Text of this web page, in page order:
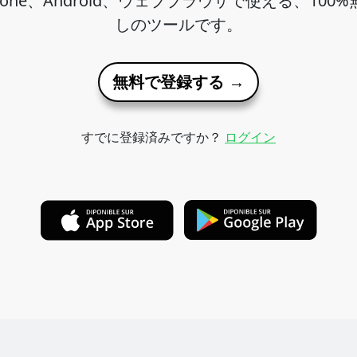
しのツールです。
無料で登録する →
すでに登録済みですか？ ログイン